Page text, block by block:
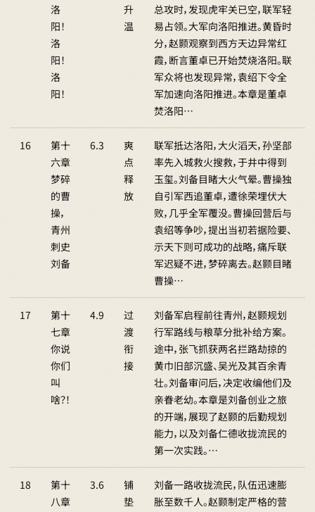
洛
阳！
洛
阳！
洛
阳！
升
温
总攻时，发现虎牢关已空，联军轻
易占领。大军向洛阳推进。黄昏时
分，赵颢观察到西方天边异常红
霞，断言董卓已开始焚烧洛阳。联
军众将也发现异常，袁绍下令全
军加速向洛阳推进。本章是董卓
焚洛阳…
16
第十
六章
梦碎
的曹
操，
青州
刺史
刘备
6.3
爽
点
释
放
联军抵达洛阳，大火滔天，孙坚部
率先入城救火搜救，于井中得到
玉玺。刘备目睹大火气晕。曹操独
自引军西追董卓，遭徐荣埋伏大
败，几乎全军覆没。曹操回营后与
袁绍等争吵，提出当初若据险要、
示天下则可成功的战略，痛斥联
军迟疑不进，梦碎离去。赵颢目睹
曹操…
17
第十
七章
你说
你们
叫
啥？！
4.9
过
渡
衔
接
刘备军启程前往青州，赵颢规划
行军路线与粮草分批补给方案。
途中，张飞抓获两名拦路劫掠的
黄巾旧部沉盛、吴光及其百余青
壮。刘备审问后，决定收编他们及
亲眷老幼。本章是刘备创业之旅
的开端，展现了赵颢的后勤规划
能力，以及刘备仁德收拢流民的
第一次实践。…
18
第十
八章
3.6
铺
垫
刘备一路收拢流民，队伍迅速膨
胀至数千人。赵颢制定严格的营